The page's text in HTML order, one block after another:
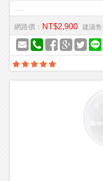
網路價： NT$2,900 建議